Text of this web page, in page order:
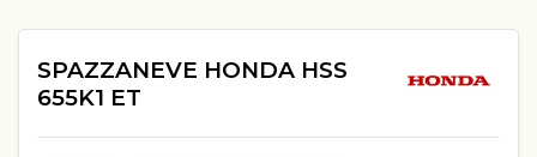
SPAZZANEVE HONDA HSS
655K1 ET